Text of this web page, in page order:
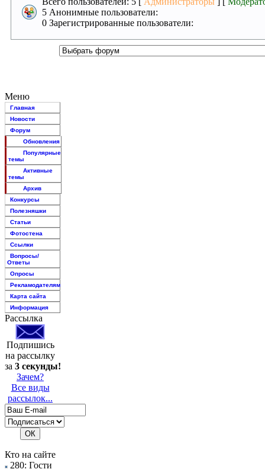
5 Анонимные пользователи:
0 Зарегистрированные пользователи:
Меню
Главная
Новости
Форум
Обновления
Популярные
темы
Активные
темы
Архив
Конкурсы
Полезняшки
Статьи
Фотостена
Ссылки
Вопросы/
Ответы
Опросы
Рекламодателям
Карта сайта
Информация
Рассылка
Подпишись
на рассылку
за 3 секунды!
Зачем?
Все виды
рассылок...
Кто на сайте
280: Гости